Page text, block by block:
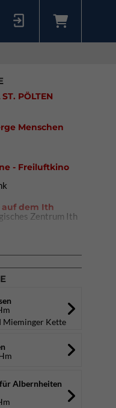
PÖLTEN
Menschen
- Freiluftkino
auf dem Ith
Zentrum Ith
Mieminger Kette
Albernheiten